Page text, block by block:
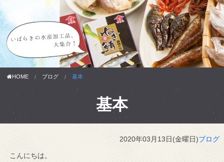
HOME ブログ 基本
基本
2020年03月13日(金曜日)ブログ
こんにちは。